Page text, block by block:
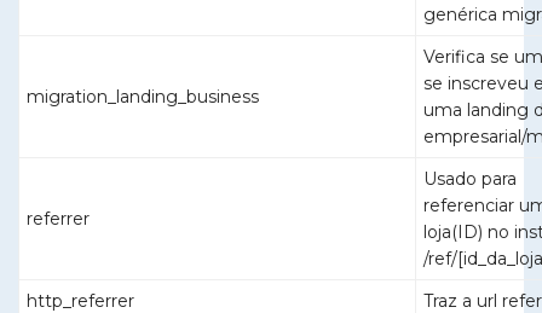
genérica
migration_landing_business
Verifica se
se inscreveu
uma landing
empresarial/
referrer
Usado para
referenciar
loja(ID) no
/ref/
http_referrer
Traz a url